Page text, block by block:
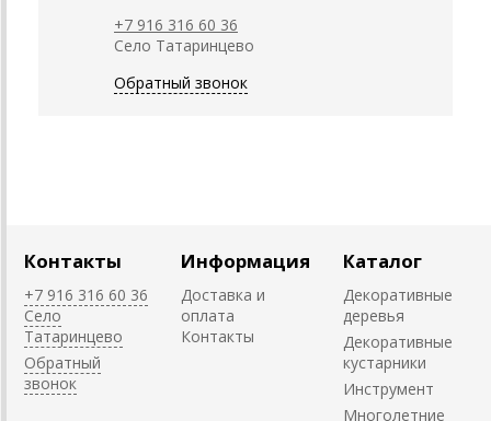
+7 916 316 60 36
Село Татаринцево
Обратный звонок
Контакты
+7 916 316 60 36
Село
Татаринцево
Обратный
звонок
Информация
Доставка и
оплата
Контакты
Каталог
Декоративные
деревья
Декоративные
кустарники
Инструмент
Многолетние